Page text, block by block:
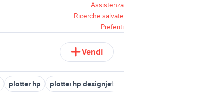
Assistenza
Ricerche salvate
Preferiti
Vendi
plotter hp plotter hp designjet 500 informatica